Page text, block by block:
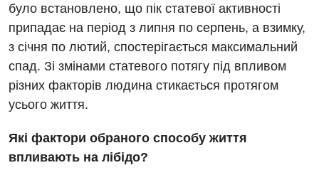
Заходи БПР
Інтернатура
Енциклопедія
Відгуки
Діагностика
Ангіографічні дослідження
Діагностичне відділення
Інструментальна діагностика
Відділ госпіталізації
Відділення кардіосудинної патології та неврології
Відділення невідкладних станів
Відділення інтенсивної терапії
було встановлено, що пік статевої активності
припадає на період з липня по серпень, а взимку,
з січня по лютий, спостерігається максимальний
спад. Зі змінами статевого потягу під впливом
різних факторів людина стикається протягом
усього життя.
Які фактори обраного способу життя
впливають на лібідо?